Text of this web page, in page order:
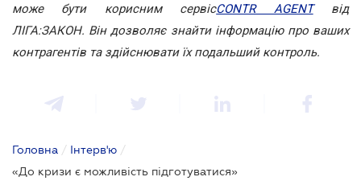
може бути корисним сервісCONTR AGENTвід
ЛІГА:ЗАКОН. Він дозволяє знайти інформацію про ваших
контрагентів та здійснювати їх подальший контроль.
Головна / Інтерв'ю /
«До кризи є можливість підготуватися»